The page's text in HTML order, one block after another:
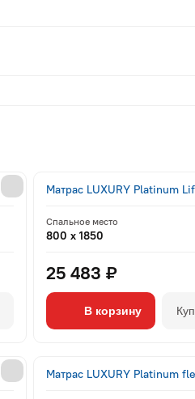
Матрас LUXURY Platinum
Спальное место
800 x 1850
25 483 ₽
В корзину
Матрас LUXURY Platinum